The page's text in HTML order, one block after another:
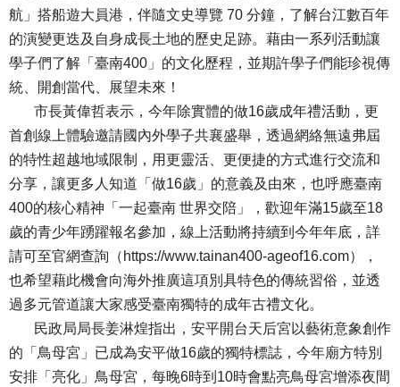
航」搭船遊大員港，伴隨文史導覽 70 分鐘，了解台江數百年
的演變更迭及自身成長土地的歷史足跡。藉由一系列活動讓
學子們了解「臺南400」的文化歷程，並期許學子們能珍視傳
統、開創當代、展望未來！
市長黃偉哲表示，今年除實體的做16歲成年禮活動，更
首創線上體驗邀請國內外學子共襄盛舉，透過網絡無遠弗屆
的特性超越地域限制，用更靈活、更便捷的方式進行交流和
分享，讓更多人知道「做16歲」的意義及由來，也呼應臺南
400的核心精神「一起臺南 世界交陪」，歡迎年滿15歲至18
歲的青少年踴躍報名參加，線上活動將持續到今年年底，詳
請可至官網查詢（https://www.tainan400-ageof16.com），
也希望藉此機會向海外推廣這項別具特色的傳統習俗，並透
過多元管道讓大家感受臺南獨特的成年古禮文化。
民政局局長姜淋煌指出，安平開台天后宮以藝術意象創作
的「鳥母宮」已成為安平做16歲的獨特標誌，今年廟方特別
安排「亮化」鳥母宮，每晚6時到10時會點亮鳥母宮增添夜間